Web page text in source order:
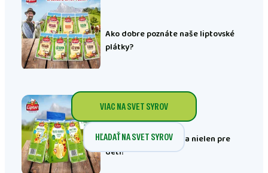
Ako dobre poznáte naše liptovské
plátky?
Liptov Hravé - desiata nielen pre
deti!
VIAC NA SVET SYROV
HĽADAŤ NA SVET SYROV